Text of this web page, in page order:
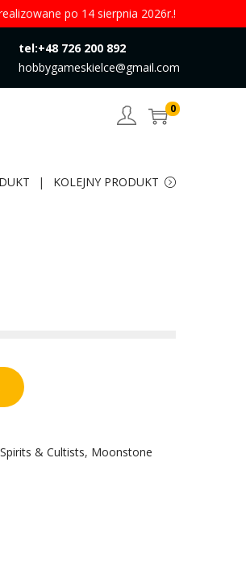
po 14 sierpnia 2026r.!
tel:+48 726 200 892
hobbygameskielce@gmail.com
0
KOLEJNY PRODUKT
& Cultists, Moonstone